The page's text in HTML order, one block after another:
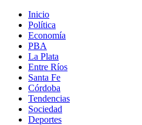
Inicio
Política
Economía
PBA
La Plata
Entre Ríos
Santa Fe
Córdoba
Tendencias
Sociedad
Deportes